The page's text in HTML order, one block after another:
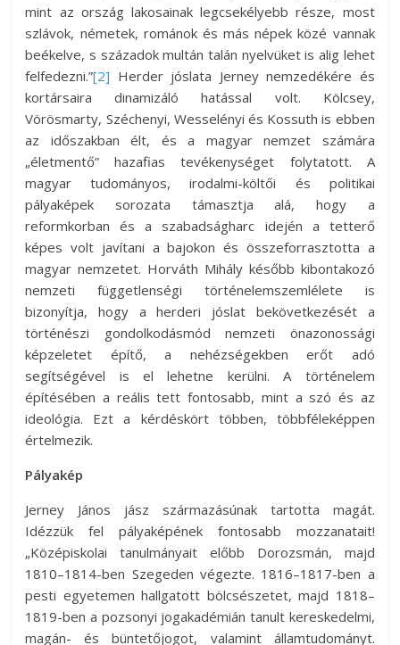
mint az ország lakosainak legcsekélyebb része, most
szlávok, németek, románok és más népek közé vannak
beékelve, s századok multán talán nyelvüket is alig lehet
felfedezni.”[2] Herder jóslata Jerney nemzedékére és
kortársaira dinamizáló hatással volt. Kölcsey,
Vörösmarty, Széchenyi, Wesselényi és Kossuth is ebben
az időszakban élt, és a magyar nemzet számára
„életmentő” hazafias tevékenységet folytatott. A
magyar tudományos, irodalmi-költői és politikai
pályaképek sorozata támasztja alá, hogy a
reformkorban és a szabadságharc idején a tetterő
képes volt javítani a bajokon és összeforrasztotta a
magyar nemzetet. Horváth Mihály később kibontakozó
nemzeti függetlenségi történelemszemlélete is
bizonyítja, hogy a herderi jóslat bekövetkezését a
történészi gondolkodásmód nemzeti önazonossági
képzeletet építő, a nehézségekben erőt adó
segítségével is el lehetne kerülni. A történelem
építésében a reális tett fontosabb, mint a szó és az
ideológia. Ezt a kérdéskört többen, többféleképpen
értelmezik.
Pályakép
Jerney János jász származásúnak tartotta magát.
Idézzük fel pályaképének fontosabb mozzanatait!
„Középiskolai tanulmányait előbb Dorozsmán, majd
1810–1814-ben Szegeden végezte. 1816–1817-ben a
pesti egyetemen hallgatott bölcsészetet, majd 1818–
1819-ben a pozsonyi jogakadémián tanult kereskedelmi,
magán- és büntetőjogot, valamint államtudományt.